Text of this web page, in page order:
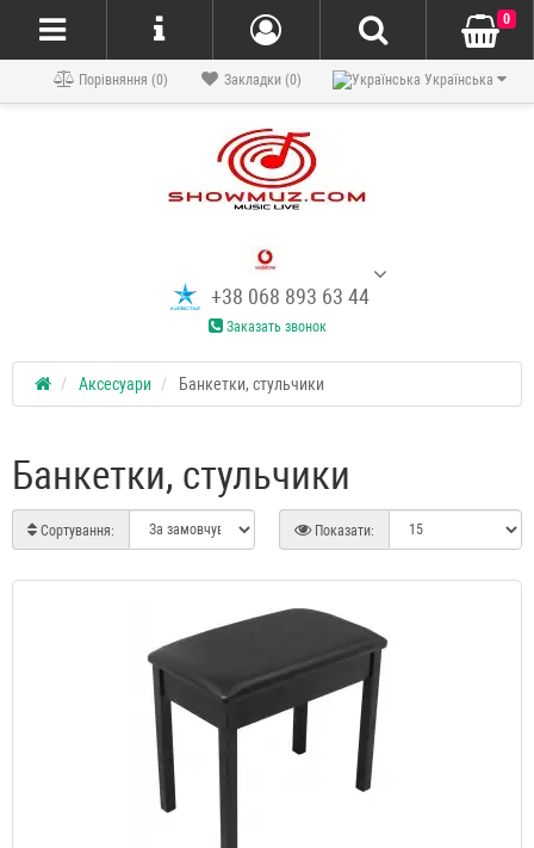
Українська
Закладки (0)
Порівняння (0)
+38 068 893 63 44
Заказать звонок
0
Аксесуари Банкетки, стульчики
Банкетки, стульчики
Сортування: Показати: